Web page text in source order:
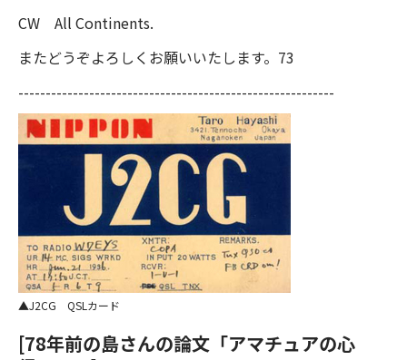
CW All Continents.
またどうぞよろしくお願いいたします。73
----------------------------------------------------------
J2CG QSLカード
[78年前の島さんの論文「アマチュアの心